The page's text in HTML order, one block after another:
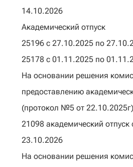
14.10.2026
Академический отпуск
25196 с 27.10.2025 по
25178 с 01.11.2025 по
На основании решения
предоставлению
(протокол №5 от
21098 академический
23.10.2026
На основании решения